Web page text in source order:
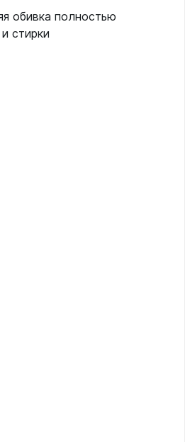
обивка полностью
стирки